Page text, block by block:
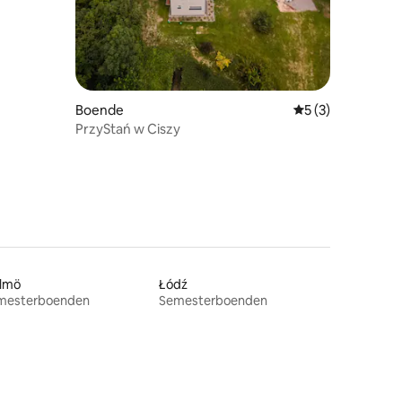
Boende 5 av 5 i
5 (3)
PrzyStań w Ciszy
Łódź
Semesterboenden